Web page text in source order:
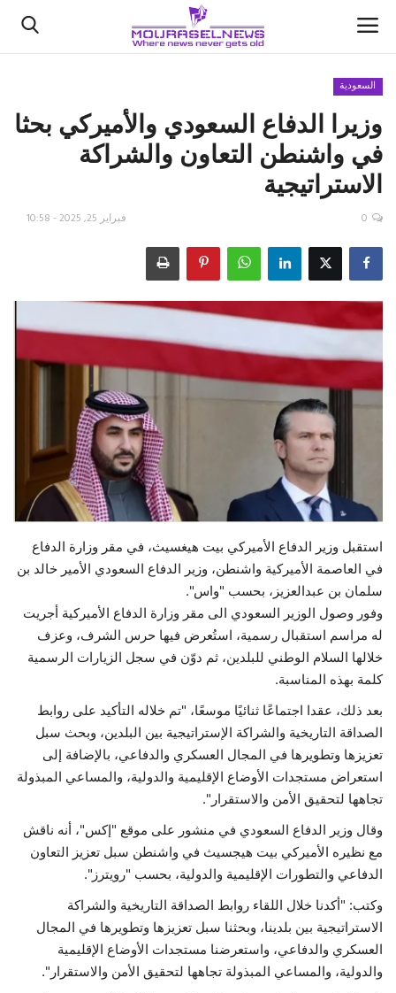
الأخبار
كتّابنا
السعودية
اقتصاد
علوم وتكنولوجيا
فيديو
حياة
السعودية
وزيرا الدفاع السعودي والأميركي بحثا
في واشنطن التعاون والشراكة
الاستراتيجية
فبراير 25, 2025 - 10:58 0
استقبل وزير الدفاع الأميركي بيت هيغسيث، في مقر وزارة الدفاع
في العاصمة الأميركية واشنطن، وزير الدفاع السعودي الأمير خالد بن
سلمان بن عبدالعزيز، بحسب "واس".
وفور وصول الوزير السعودي الى مقر وزارة الدفاع الأميركية أجريت
له مراسم استقبال رسمية، استُعرض فيها حرس الشرف، وعزف
خلالها السلام الوطني للبلدين، ثم دوّن في سجل الزيارات الرسمية
كلمة بهذه المناسبة.
بعد ذلك، عقدا اجتماعًا ثنائيًا موسعًا، "تم خلاله التأكيد على روابط
الصداقة التاريخية والشراكة الإستراتيجية بين البلدين، وبحث سبل
تعزيزها وتطويرها في المجال العسكري والدفاعي، بالإضافة إلى
استعراض مستجدات الأوضاع الإقليمية والدولية، والمساعي المبذولة
تجاهها لتحقيق الأمن والاستقرار".
وقال وزير الدفاع السعودي في منشور على موقع "إكس"، أنه ناقش
مع نظيره الأميركي بيت هيجسيث في واشنطن سبل تعزيز التعاون
الدفاعي والتطورات الإقليمية والدولية، بحسب "رويترز".
وكتب: "أكدنا خلال اللقاء روابط الصداقة التاريخية والشراكة
الاستراتيجية بين بلدينا، وبحثنا سبل تعزيزها وتطويرها في المجال
العسكري والدفاعي، واستعرضنا مستجدات الأوضاع الإقليمية
والدولية، والمساعي المبذولة تجاهها لتحقيق الأمن والاستقرار".